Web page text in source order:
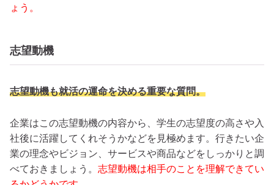
ょう。
志望動機
志望動機も就活の運命を決める重要な質問。
企業はこの志望動機の内容から、学生の志望度の高さや入
社後に活躍してくれそうかなどを見極めます。行きたい企
業の理念やビジョン、サービスや商品などをしっかりと調
べておきましょう。 志望動機は相手のことを理解できてい